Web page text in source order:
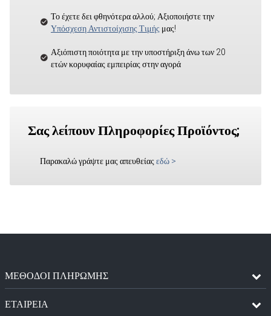
Το έχετε δει φθηνότερα αλλού; Αξιοποιήστε την
Υπόσχεση Αντιστοίχισης Τιμής μας!
Αξιόπιστη ποιότητα με την υποστήριξη άνω των 20
ετών κορυφαίας εμπειρίας στην αγορά
Σας λείπουν Πληροφορίες Προϊόντος;
Παρακαλώ γράψτε μας απευθείας εδώ >
ΜΈΘΟΔΟΙ ΠΛΗΡΩΜΉΣ
ΕΤΑΙΡΕΙΑ